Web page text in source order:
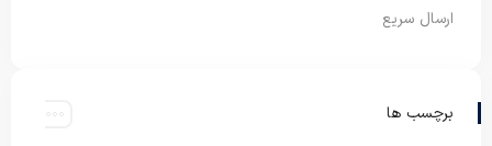
ارسال سریع
برچسب ها